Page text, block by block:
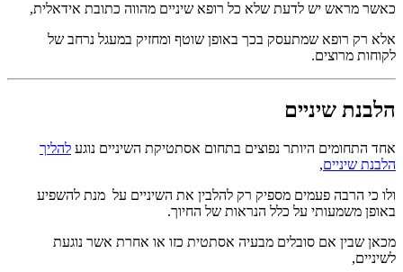
כאשר מראש יש לדעת שלא כל רופא שיניים מהווה כתובת אידאלית,
אלא רק רופא שמתעסק בכך באופן שוטף ומחזיק במעגל נרחב של
לקוחות מרוצים.
הלבנת שיניים
אחד התחומים היותר נפוצים בתחום אסתטיקת השיניים נוגע להליך
הלבנת שיניים,
ולו כי הרבה פעמים מספיק רק להלבין את השיניים על מנת להשפיע
באופן משמעותי על כלל הנראות של החיוך.
מכאן שבין אם סובלים מבעיה אסתטית כזו או אחרת אשר נוגעת
לשיניים,